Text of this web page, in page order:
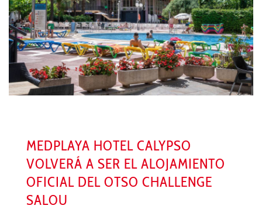
MEDPLAYA HOTEL CALYPSO
VOLVERÁ A SER EL ALOJAMIENTO
OFICIAL DEL OTSO CHALLENGE
SALOU